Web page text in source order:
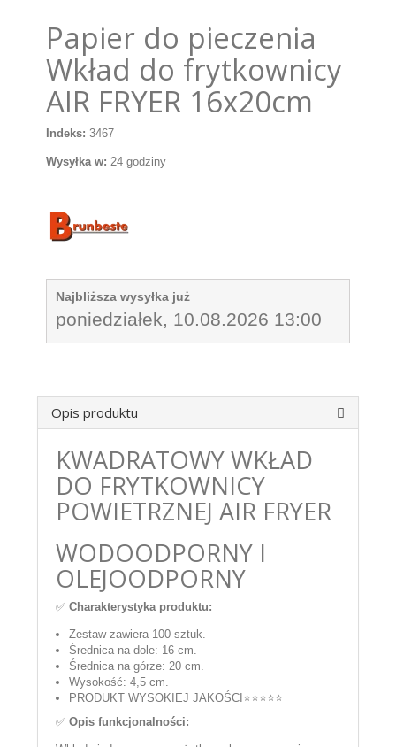
Papier do pieczenia
Wkład do frytkownicy
AIR FRYER 16x20cm
Indeks: 3467
Wysyłka w: 24 godziny
Najbliższa wysyłka już
poniedziałek, 10.08.2026 13:00
Opis produktu
KWADRATOWY WKŁAD
DO FRYTKOWNICY
POWIETRZNEJ AIR FRYER
WODOODPORNY I
OLEJOODPORNY
✅ Charakterystyka produktu:
Zestaw zawiera 100 sztuk.
Średnica na dole: 16 cm.
Średnica na górze: 20 cm.
Wysokość: 4,5 cm.
PRODUKT WYSOKIEJ JAKOŚCI⭐⭐⭐⭐⭐
✅ Opis funkcjonalności: